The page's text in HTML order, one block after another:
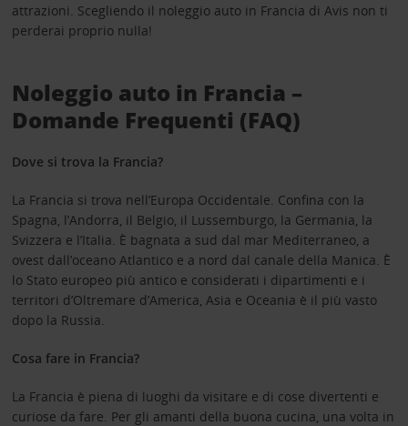
attrazioni. Scegliendo il noleggio auto in Francia di Avis non ti
perderai proprio nulla!
Noleggio auto in Francia –
Domande Frequenti (FAQ)
Dove si trova la Francia?
La Francia si trova nell’Europa Occidentale. Confina con la
Spagna, l’Andorra, il Belgio, il Lussemburgo, la Germania, la
Svizzera e l’Italia. È bagnata a sud dal mar Mediterraneo, a
ovest dall’oceano Atlantico e a nord dal canale della Manica. È
lo Stato europeo più antico e considerati i dipartimenti e i
territori d’Oltremare d’America, Asia e Oceania è il più vasto
dopo la Russia.
Cosa fare in Francia?
La Francia è piena di luoghi da visitare e di cose divertenti e
curiose da fare. Per gli amanti della buona cucina, una volta in